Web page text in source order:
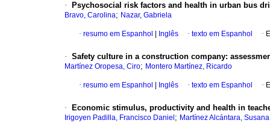
· Psychosocial risk factors and health in urban bus
Bravo, Carolina; Nazar, Gabriela
· resumo em Espanhol Inglês · texto em Espanhol ·
· Safety culture in a construction company:
Martínez Oropesa, Ciro; Montero Martínez, Ricardo
· resumo em Espanhol Inglês · texto em Espanhol ·
· Economic stimulus, productivity and health in
Irigoyen Padilla, Francisco Daniel ; Martínez Alcántara, Susana